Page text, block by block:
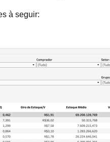
à seguir: